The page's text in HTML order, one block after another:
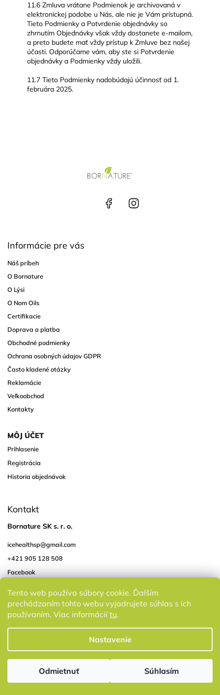
Tento web používa súbory cookie. Ďalším
prechádzaním tohto webu vyjadrujete súhlas s ich
používaním. Viac informáciítu.
Nastavenie
Odmietnuť Súhlasím
11.6 Zmluva vrátane Podmienok je archivovaná v
elektronickej podobe u Nás, ale nie je Vám prístupná.
Tieto Podmienky a Potvrdenie objednávky so
zhrnutím Objednávky však vždy dostanete e-mailom,
a preto budete mať vždy prístup k Zmluve bez našej
účasti. Odporúčame vám, aby ste si Potvrdenie
objednávky a Podmienky vždy uložili.
11.7 Tieto Podmienky nadobúdajú účinnosť od 1.
februára 2025.
Face
book
Insta
gra
Informácie pre vás
Náš príbeh
O Bornature
O Lýsi
O Nom Oils
Certifikacie
Doprava a platba
Obchodné podmienky
Ochrana osobných údajov GDPR
Často kladené otázky
Reklamácie
Veľkoobchod
Kontakty
MÔJ ÚČET
Prihlasenie
Registrácia
Historia objednávok
Kontakt
Bornature SK s. r. o.
icehealthsp@gmail.com
+421 905 128 508
Facebook